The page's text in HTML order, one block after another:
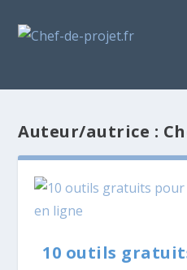
Auteur/autrice :
10 outils